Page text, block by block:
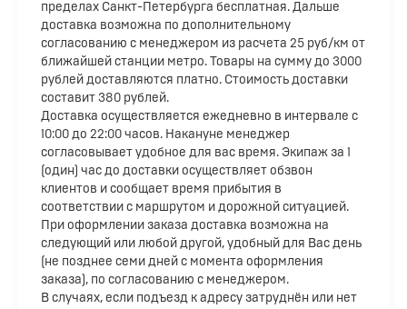
пределах Санкт-Петербурга бесплатная. Дальше
доставка возможна по дополнительному
согласованию с менеджером из расчета 25 руб/км от
ближайшей станции метро. Товары на сумму до 3000
рублей доставляются платно. Стоимость доставки
составит 380 рублей.
Доставка осуществляется ежедневно в интервале с
10:00 до 22:00 часов. Накануне менеджер
согласовывает удобное для вас время. Экипаж за 1
(один) час до доставки осуществляет обзвон
клиентов и сообщает время прибытия в
соответствии с маршрутом и дорожной ситуацией.
При оформлении заказа доставка возможна на
следующий или любой другой, удобный для Вас день
(не позднее семи дней с момента оформления
заказа), по согласованию с менеджером.
В случаях, если подъезд к адресу затруднён или нет